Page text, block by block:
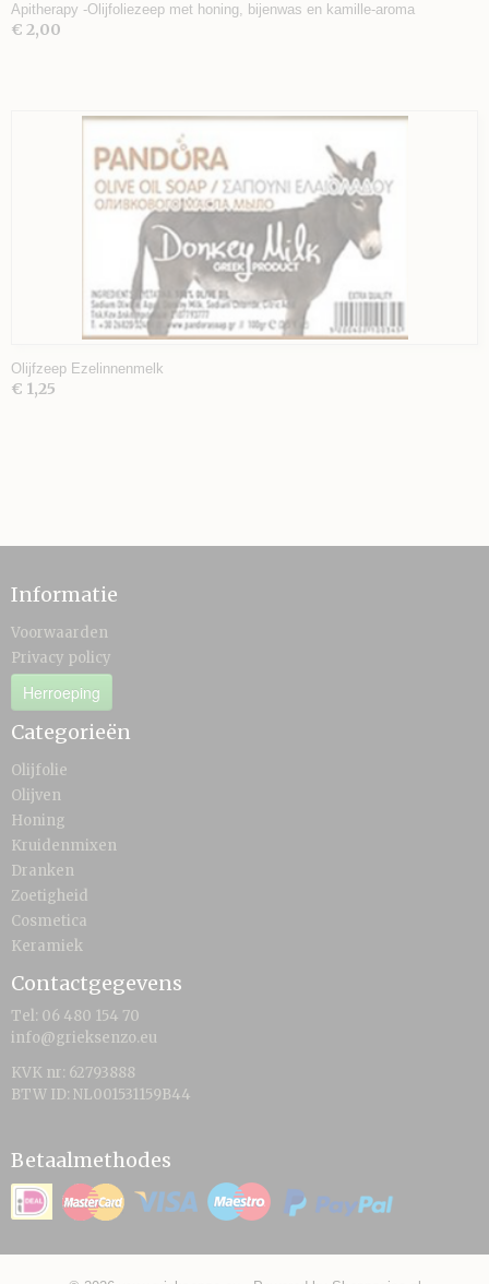
Apitherapy -Olijfoliezeep met honing, bijenwas en kamille-aroma
€ 2,00
Olijfzeep Ezelinnenmelk
€ 1,25
Informatie
Voorwaarden
Privacy policy
Herroeping
Categorieën
Olijfolie
Olijven
Honing
Kruidenmixen
Dranken
Zoetigheid
Cosmetica
Keramiek
Contactgegevens
Tel: 06 480 154 70
info@grieksenzo.eu
KVK nr: 62793888
BTW ID: NL001531159B44
Betaalmethodes